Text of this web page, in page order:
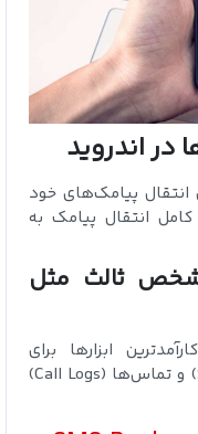
اندروید
انتقال پیامک‌های خود
انتقال پیامک‌ به
شخص ثالث مثل
ابزارها برای
پشتیبان‌گیری و بازیابی پیامک‌ها (SMS) و تماس‌ها (Call Logs)